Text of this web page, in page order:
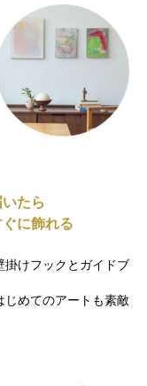
いたら
に飾れる
掛けフックとガイドブ
じめてのアートも素敵